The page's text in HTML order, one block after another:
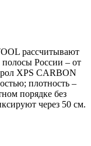
рассчитывают
России – от
XPS CARBON
плотность –
порядке без
через 50 см.